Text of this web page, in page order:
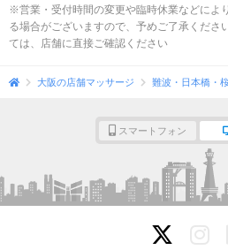
※営業・受付時間の変更や臨時休業などによ
る場合がございますので、予めご了承くださ
ては、店舗に直接ご確認ください
大阪の店舗マッサージ 難波・日本橋・
スマートフォン